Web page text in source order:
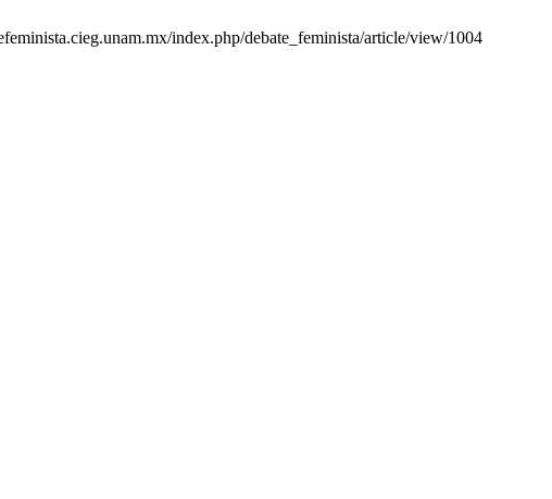
index.php/debate_feminista/article/view/1004